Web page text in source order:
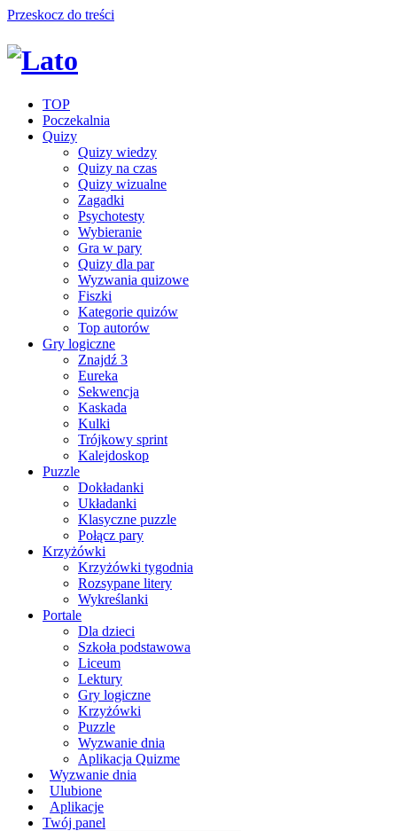
Przeskocz do treści
TOP
Poczekalnia
Quizy
Quizy wiedzy
Quizy na czas
Quizy wizualne
Zagadki
Psychotesty
Wybieranie
Gra w pary
Quizy dla par
Wyzwania quizowe
Fiszki
Kategorie quizów
Top autorów
Gry logiczne
Znajdź 3
Eureka
Sekwencja
Kaskada
Kulki
Trójkowy sprint
Kalejdoskop
Puzzle
Dokładanki
Układanki
Klasyczne puzzle
Połącz pary
Krzyżówki
Krzyżówki tygodnia
Rozsypane litery
Wykreślanki
Portale
Dla dzieci
Szkoła podstawowa
Liceum
Lektury
Gry logiczne
Krzyżówki
Puzzle
Wyzwanie dnia
Aplikacja Quizme
Wyzwanie dnia
Ulubione
Aplikacje
Twój panel